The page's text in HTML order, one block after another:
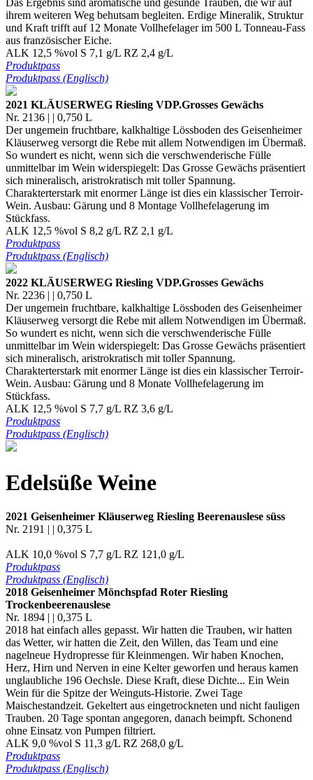
Das Ergebnis sind aromatische und gesunde Trauben, die wir auf
ihrem weiteren Weg behutsam begleiten. Erdige Mineralik, Struktur
und Kraft trifft auf 12 Monate Vollhefelager im 500 L Tonneau-Fass
aus französischer Eiche.
ALK 12,5 %vol S 7,1 g/L RZ 2,4 g/L
Produktpass
Produktpass (Englisch)
2021 KLÄUSERWEG Riesling VDP.Grosses Gewächs
Nr. 2136 | | 0,750 L
Der ungemein fruchtbare, kalkhaltige Lössboden des Geisenheimer
Kläuserweg versorgt die Rebe mit allem Notwendigen im Übermaß.
So wundert es nicht, wenn sich die verschwenderische Fülle
unmittelbar im Wein widerspiegelt: Das Grosse Gewächs präsentiert
sich mineralisch, aristrokratisch mit toller Spannung.
Charakterterstark mit enormer Länge ist dies ein klassischer Terroir-
Wein. Ausbau: Gärung und 8 Montage Vollhefelagerung im
Stückfass.
ALK 12,5 %vol S 8,2 g/L RZ 2,1 g/L
Produktpass
Produktpass (Englisch)
2022 KLÄUSERWEG Riesling VDP.Grosses Gewächs
Nr. 2236 | | 0,750 L
Der ungemein fruchtbare, kalkhaltige Lössboden des Geisenheimer
Kläuserweg versorgt die Rebe mit allem Notwendigen im Übermaß.
So wundert es nicht, wenn sich die verschwenderische Fülle
unmittelbar im Wein widerspiegelt: Das Grosse Gewächs präsentiert
sich mineralisch, aristrokratisch mit toller Spannung.
Charakterterstark mit enormer Länge ist dies ein klassischer Terroir-
Wein. Ausbau: Gärung und 8 Monate Vollhefelagerung im
Stückfass.
ALK 12,5 %vol S 7,7 g/L RZ 3,6 g/L
Produktpass
Produktpass (Englisch)
Edelsüße Weine
2021 Geisenheimer Kläuserweg Riesling Beerenauslese süss
Nr. 2191 | | 0,375 L
ALK 10,0 %vol S 7,7 g/L RZ 121,0 g/L
Produktpass
Produktpass (Englisch)
2018 Geisenheimer Mönchspfad Roter Riesling
Trockenbeerenauslese
Nr. 1894 | | 0,375 L
2018 hat einfach alles gepasst. Wir hatten die Trauben, wir hatten
das Wetter, wir hatten die Zeit, den Willen, das Team und eine
nagelneue Hydropresse für Kleinmengen. Wir haben Knochen,
Herz, Hirn und Nerven in eine Kelter geworfen und heraus kamen
unglaubliche 196 Oechsle. Diese Kraft, diese Dichte... Ein Wein
Wein für die Spitze der Weinguts-Historie. Zwei Tage
Maischestandzeit. Gekeltert aus eingetrockneten und nicht fauligen
Trauben. 20 Tage spontan angegoren, danach beimpft. Schonend
ohne Einsatz von Pumpen filtriert.
ALK 9,0 %vol S 11,3 g/L RZ 268,0 g/L
Produktpass
Produktpass (Englisch)